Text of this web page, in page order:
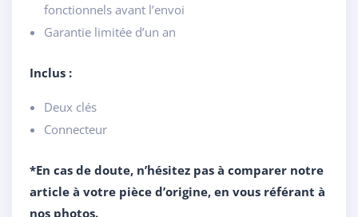
fonctionnels avant l’envoi
Garantie limitée d’un an
Inclus :
Deux clés
Connecteur
*En cas de doute, n’hésitez pas à comparer notre
article à votre pièce d’origine, en vous référant à
nos photos.